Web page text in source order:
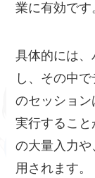
業に有効です
具体的には
し、その中
のセッショ
実行するこ
の大量入力
用されます。